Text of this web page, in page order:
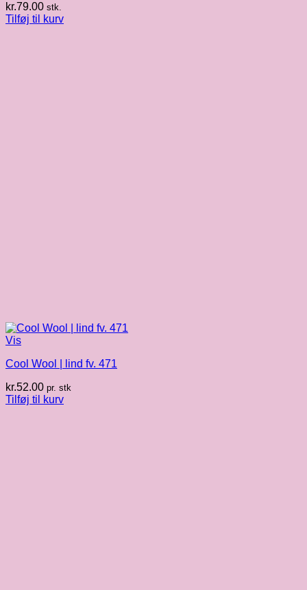
kr.79.00 stk.
Tilføj til kurv
Vis
Cool Wool | lind fv. 471
kr.52.00 pr. stk
Tilføj til kurv